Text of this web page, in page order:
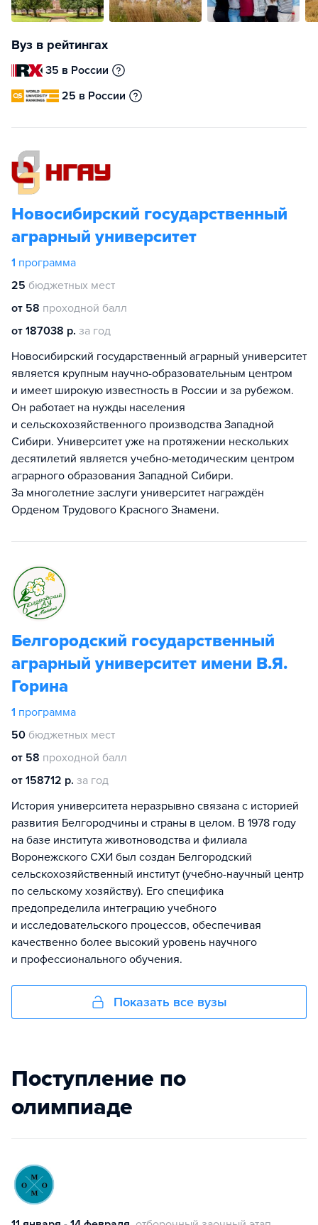
Вуз в рейтингах
35 в России
25 в России
Новосибирский государственный
аграрный университет
1 программа
25 бюджетных мест
от 58 проходной балл
от 187038 р. за год
Новосибирский государственный аграрный университет
является крупным научно-образовательным центром
и имеет широкую известность в России и за рубежом.
Он работает на нужды населения
и сельскохозяйственного производства Западной
Сибири. Университет уже на протяжении нескольких
десятилетий является учебно-методическим центром
аграрного образования Западной Сибири.
За многолетние заслуги университет награждён
Орденом Трудового Красного Знамени.
Белгородский государственный
аграрный университет имени В.Я.
Горина
1 программа
50 бюджетных мест
от 58 проходной балл
от 158712 р. за год
История университета неразрывно связана с историей
развития Белгородчины и страны в целом. В 1978 году
на базе института животноводства и филиала
Воронежского СХИ был создан Белгородский
сельскохозяйственный институт (учебно-научный центр
по сельскому хозяйству). Его специфика
предопределила интеграцию учебного
и исследовательского процессов, обеспечивая
качественно более высокий уровень научного
и профессионального обучения.
Показать все вузы
Поступление по
олимпиаде